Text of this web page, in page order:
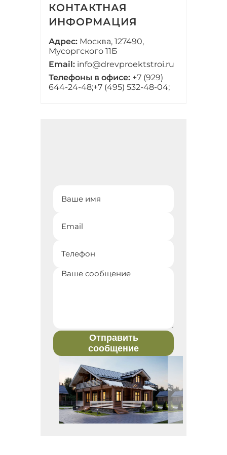
КОНТАКТНАЯ
ИНФОРМАЦИЯ
Адрес: Москва, 127490,
Мусоргского 11Б
Email: info@drevproektstroi.ru
Телефоны в офисе: +7 (929)
644-24-48;+7 (495) 532-48-04;
Отправить
сообщение